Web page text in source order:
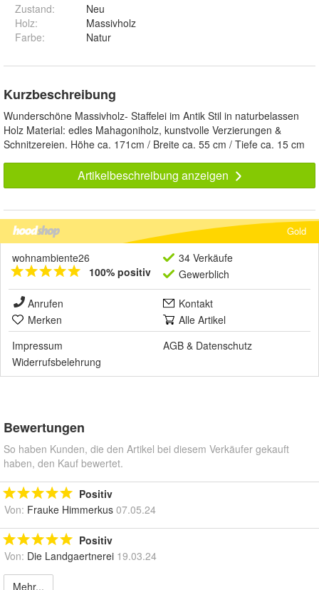
Zustand:
Neu
Holz:
Massivholz
Farbe: Natur
Kurzbeschreibung
Wunderschöne Massivholz- Staffelei im Antik Stil in naturbelassen
Holz Material: edles Mahagoniholz, kunstvolle Verzierungen &
Schnitzereien. Höhe ca. 171cm / Breite ca. 55 cm / Tiefe ca. 15 cm
Artikelbeschreibung anzeigen
Gold
wohnambiente26
100% positiv
34 Verkäufe
Gewerblich
Anrufen
Kontakt
Merken
Alle Artikel
Impressum
AGB & Datenschutz
Widerrufsbelehrung
Bewertungen
So haben Kunden, die den Artikel bei diesem Verkäufer gekauft
haben, den Kauf bewertet.
Positiv
Von: Frauke Himmerkus 07.05.24
Positiv
Von: Die Landgaertnerei 19.03.24
Mehr...